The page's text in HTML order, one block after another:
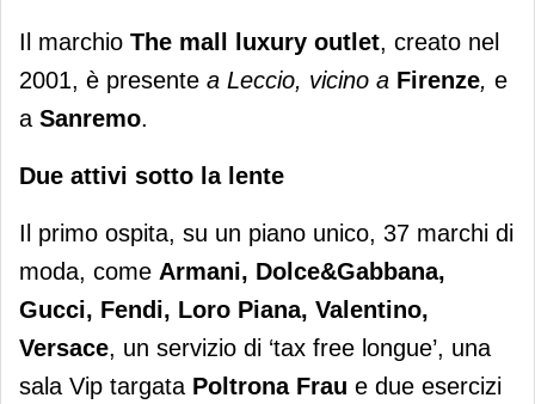
Il marchio The mall luxury outlet, creato nel
2001, è presente a Leccio, vicino a Firenze, e
a Sanremo.
Due attivi sotto la lente
Il primo ospita, su un piano unico, 37 marchi di
moda, come Armani, Dolce&Gabbana,
Gucci, Fendi, Loro Piana, Valentino,
Versace, un servizio di ‘tax free longue’, una
sala Vip targata Poltrona Frau e due esercizi